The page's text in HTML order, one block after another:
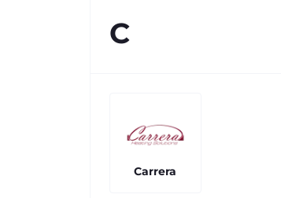
C
Carrera